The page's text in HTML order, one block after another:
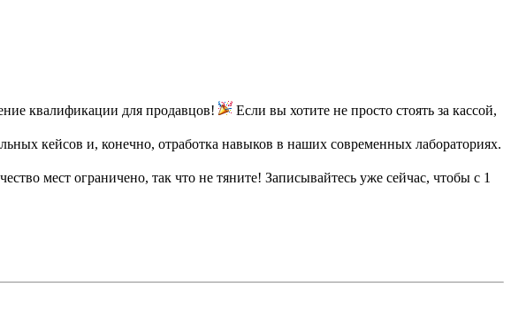
квалификации для продавцов!
Если вы хотите не просто стоять за кассой,
кейсов и, конечно, отработка навыков в наших современных лабораториях.
мест ограничено, так что не тяните! Записывайтесь уже сейчас, чтобы с 1